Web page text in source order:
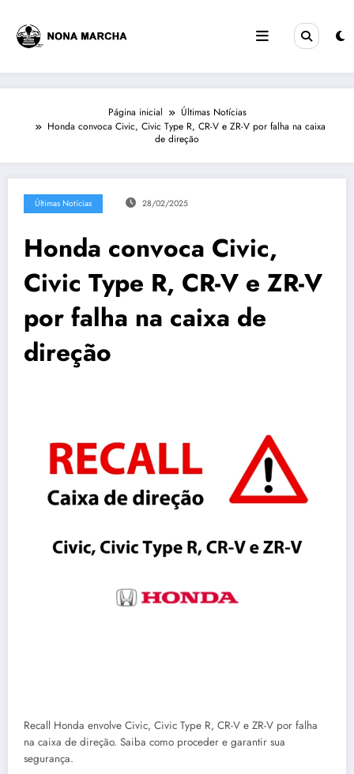
conteúdo
Página inicial
Últimas Notícias
Honda convoca Civic, Civic Type R, CR-V e ZR-V por falha na caixa
de direção
Últimas Notícias 28/02/2025
Honda convoca Civic,
Civic Type R, CR-V e ZR-V
por falha na caixa de
direção
Recall Honda envolve Civic, Civic Type R, CR-V e ZR-V por falha
na caixa de direção. Saiba como proceder e garantir sua
segurança.